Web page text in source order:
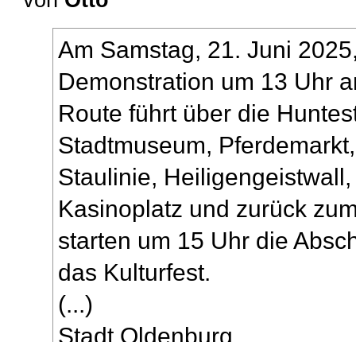
Am Samstag, 21. Juni
Demonstration um 13 Uhr
Route führt über die
Stadtmuseum,
Staulinie,
Kasinoplatz und zurück
starten um 15 Uhr die
das Kulturfest.
(...)
Stadt Oldenburg